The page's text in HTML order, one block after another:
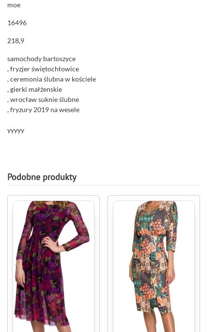
moe
16496
218,9
samochody bartoszyce
, fryzjer świętochłowice
, ceremonia ślubna w kościele
, gierki małżenskie
, wrocław suknie ślubne
, fryzury 2019 na wesele
yyyyy
Podobne produkty